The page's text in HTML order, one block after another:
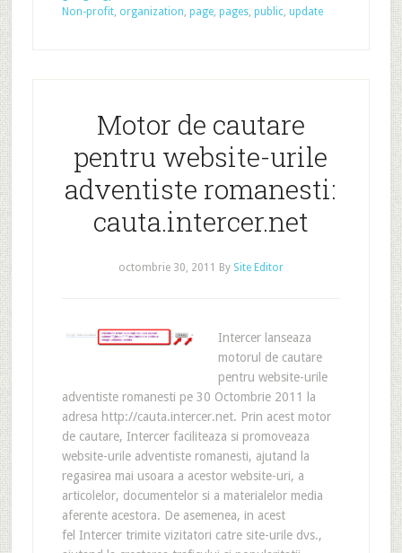
Non-profit, organization, page, pages, public, update
Motor de cautare
pentru website-urile
adventiste romanesti:
cauta.intercer.net
octombrie 30, 2011 By Site Editor
Intercer lanseaza
motorul de cautare
pentru website-urile
adventiste romanesti pe 30 Octombrie 2011 la
adresa http://cauta.intercer.net. Prin acest motor
de cautare, Intercer faciliteaza si promoveaza
website-urile adventiste romanesti, ajutand la
regasirea mai usoara a acestor website-uri, a
articolelor, documentelor si a materialelor media
aferente acestora. De asemenea, in acest
fel Intercer trimite vizitatori catre site-urile dvs.,